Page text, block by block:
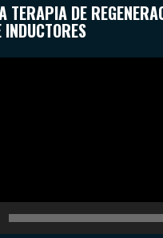
TERAPIA DE